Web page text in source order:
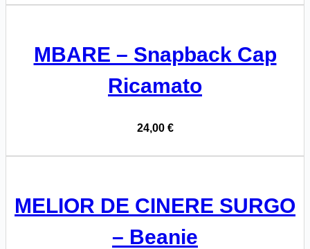
MBARE – Snapback Cap
Ricamato
24,00 €
MELIOR DE CINERE SURGO
– Beanie